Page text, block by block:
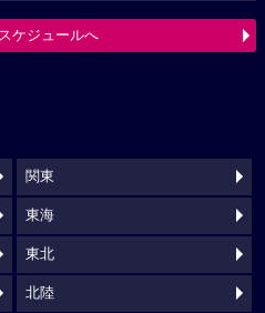
ケジュールへ
関東
東海
東北
北陸